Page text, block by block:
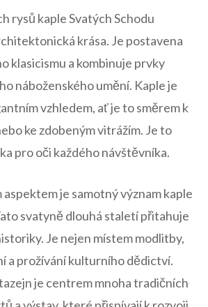
rysů kaple Svatých Schodu
krása. Je ⁣postavena
klasicismu a kombinuje prvky
náboženského umění. Kaple je
vzhledem, ​ať je‌ to směrem k
ke zdobeným vitrážím. Je to
pro oči každého⁢ návštěvníka.
je⁣ samotný význam kaple
⁢svatyně dlouhá staletí​ přitahuje
Je nejen místem modlitby,
a prožívání kulturního dědictví.
je centrem⁢ mnoha tradičních